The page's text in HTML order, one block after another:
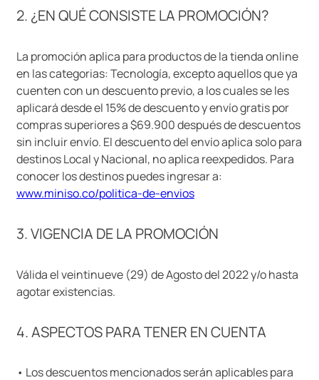
2. ¿EN QUÉ CONSISTE LA PROMOCIÓN?
La promoción aplica para productos de la tienda online
en las categorias: Tecnología, excepto aquellos que ya
cuenten con un descuento previo, a los cuales se les
aplicará desde el 15% de descuento y envío gratis por
compras superiores a $69.900 después de descuentos
sin incluir envío. El descuento del envío aplica solo para
destinos Local y Nacional, no aplica reexpedidos. Para
conocer los destinos puedes ingresar a:
www.miniso.co/politica-de-envios
3. VIGENCIA DE LA PROMOCIÓN
Válida el veintinueve (29) de Agosto del 2022 y/o hasta
agotar existencias.
4. ASPECTOS PARA TENER EN CUENTA
• Los descuentos mencionados serán aplicables para